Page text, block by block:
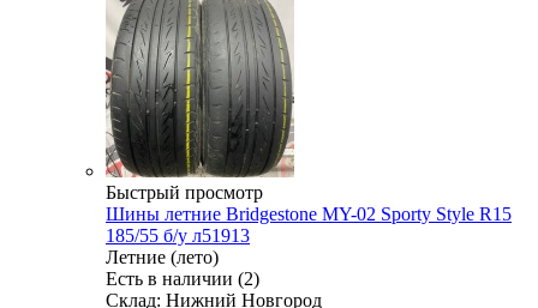
Быстрый просмотр
Шины летние Bridgestone MY-02 Sporty Style R15
185/55 б/у л51913
Летние (лето)
Есть в наличии (2)
Склад: Нижний Новгород